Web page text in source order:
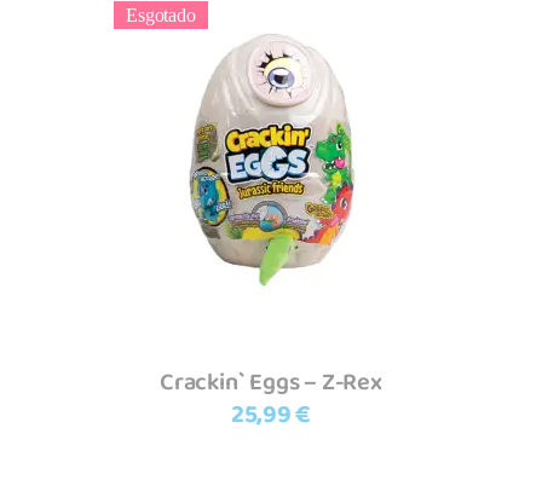
Esgotado
Ler mais
Crackin` Eggs – Z-Rex
25,99€